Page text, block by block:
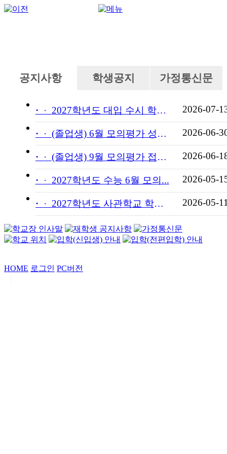
공지사항 학생공지 가정통신문
· 2027학년도 대입 수시 학교... 2026-07-
· (졸업생) 6월 모의평가 성적... 2026-06-
· (졸업생) 9월 모의평가 접수... 2026-06-
· 2027학년도 수능 6월 모의... 2026-05-
· 2027학년도 사관학교 학교장... 2026-05-
HOME 로그인 PC버전